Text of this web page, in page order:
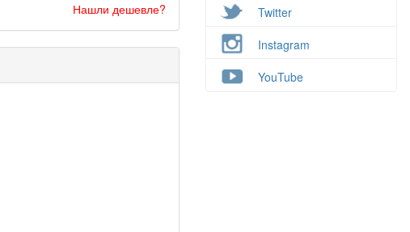
Нашли дешевле?
Twitter
Instagram
YouTube